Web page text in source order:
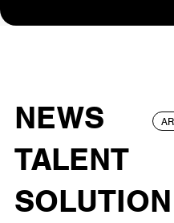
NEWS
TALENT
SOLUTION